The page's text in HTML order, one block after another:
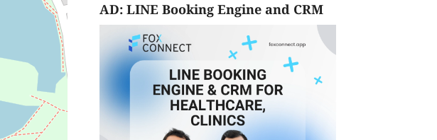
AD: LINE Booking Engine and CRM